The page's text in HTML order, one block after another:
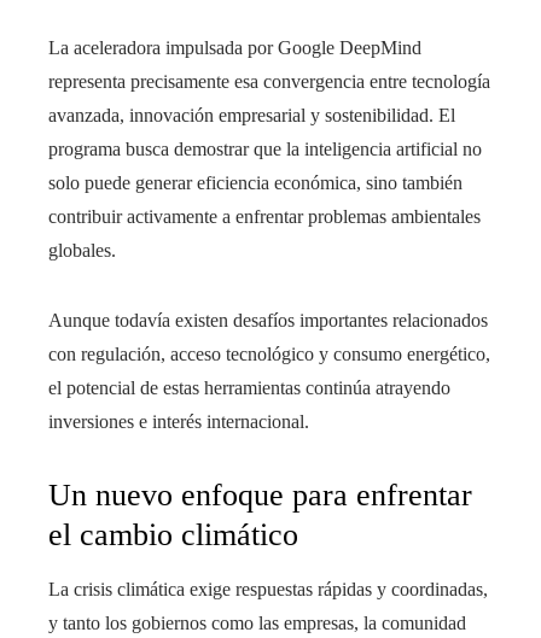
La aceleradora impulsada por Google DeepMind
representa precisamente esa convergencia entre tecnología
avanzada, innovación empresarial y sostenibilidad. El
programa busca demostrar que la inteligencia artificial no
solo puede generar eficiencia económica, sino también
contribuir activamente a enfrentar problemas ambientales
globales.
Aunque todavía existen desafíos importantes relacionados
con regulación, acceso tecnológico y consumo energético,
el potencial de estas herramientas continúa atrayendo
inversiones e interés internacional.
Un nuevo enfoque para enfrentar
el cambio climático
La crisis climática exige respuestas rápidas y coordinadas,
y tanto los gobiernos como las empresas, la comunidad